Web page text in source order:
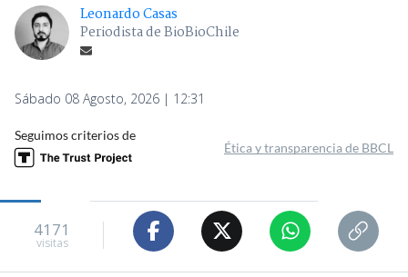
Leonardo Casas
Periodista de BioBioChile
Sábado 08 Agosto, 2026 | 12:31
Seguimos criterios de
Ética y transparencia de BBCL
4171
visitas